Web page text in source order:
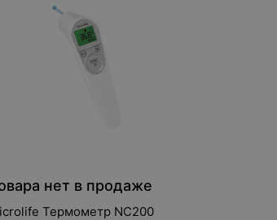
нет в продаже
Термометр NC200